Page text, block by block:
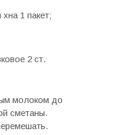
1 пакет;
2 ст.
молоком до
сметаны.